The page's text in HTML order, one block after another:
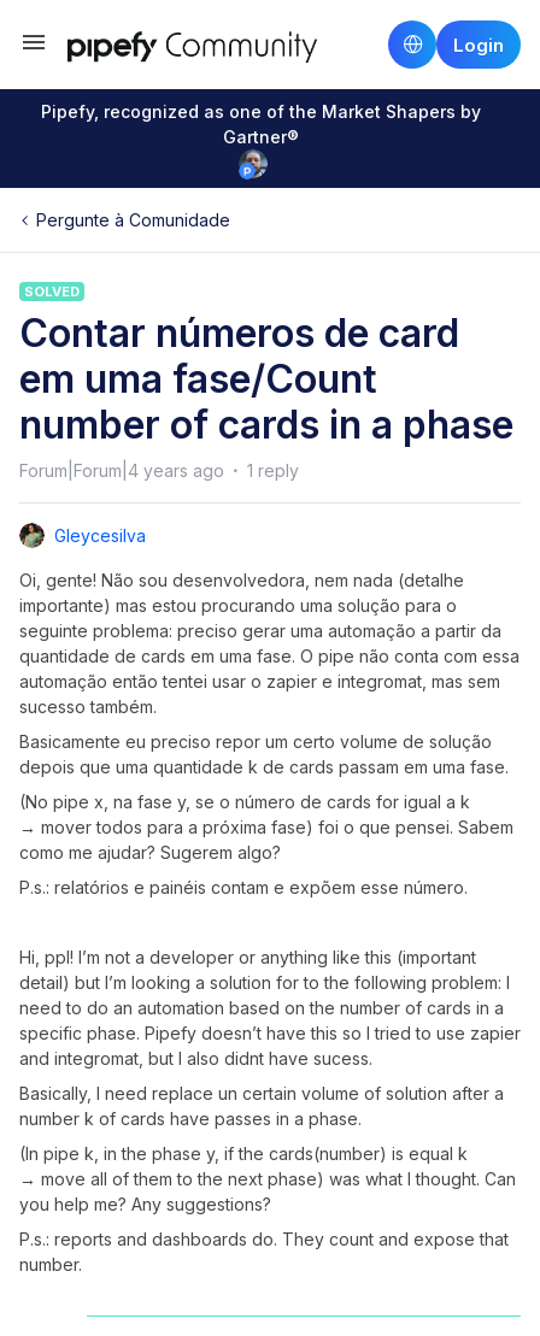
Login
Pipefy, recognized as one of the Market Shapers by
Gartner®
Pergunte à Comunidade
SOLVED
Contar números de card
em uma fase/Count
number of cards in a phase
Forum|Forum|4 years ago 1 reply
Gleycesilva
Oi, gente! Não sou desenvolvedora, nem nada (detalhe
importante) mas estou procurando uma solução para o
seguinte problema: preciso gerar uma automação a partir da
quantidade de cards em uma fase. O pipe não conta com essa
automação então tentei usar o zapier e integromat, mas sem
sucesso também.
Basicamente eu preciso repor um certo volume de solução
depois que uma quantidade k de cards passam em uma fase.
(No pipe x, na fase y, se o número de cards for igual a k
→ mover todos para a próxima fase) foi o que pensei. Sabem
como me ajudar? Sugerem algo?
P.s.: relatórios e painéis contam e expõem esse número.
Hi, ppl! I’m not a developer or anything like this (important
detail) but I’m looking a solution for to the following problem: I
need to do an automation based on the number of cards in a
specific phase. Pipefy doesn’t have this so I tried to use zapier
and integromat, but I also didnt have sucess.
Basically, I need replace un certain volume of solution after a
number k of cards have passes in a phase.
(In pipe k, in the phase y, if the cards(number) is equal k
→ move all of them to the next phase) was what I thought. Can
you help me? Any suggestions?
P.s.: reports and dashboards do. They count and expose that
number.